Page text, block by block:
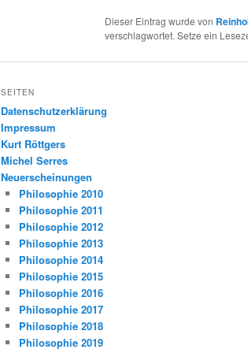
Dieser Eintrag wurde von
verschlagwortet. Setze ein
SEITEN
Datenschutzerklärung
Impressum
Kurt Röttgers
Michel Serres
Neuerscheinungen
Philosophie 2010
Philosophie 2011
Philosophie 2012
Philosophie 2013
Philosophie 2014
Philosophie 2015
Philosophie 2016
Philosophie 2017
Philosophie 2018
Philosophie 2019